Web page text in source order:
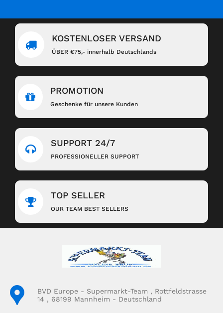
KOSTENLOSER VERSAND
ÜBER €75,- innerhalb Deutschlands
PROMOTION
Geschenke für unsere Kunden
SUPPORT 24/7
PROFESSIONELLER SUPPORT
TOP SELLER
OUR TEAM BEST SELLERS
BVD Europe - Supermarkt-Team , Rottfeldstrasse
14 , 68199 Mannheim - Deutschland